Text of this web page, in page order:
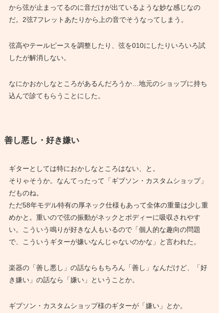
から弦が止まってるのに音だけが出ているような妙な感じなの
だ。2弦7フレットあたりから上の音でそうなってしまう。
弦高やテールピースを調整したり、弦を010にしたりいろいろ試
したが解消しない。
なにかおかしなところがあるんだろうか…地元のショップに持ち
込んで診てもらうことにした。
善し悪し・好き嫌い
ギターとしては特におかしなところはない、と。
そりゃそうか。なんてったって「ギブソン・カスタムショップ」
だものね。
ただ58年モデル特有の厚ネック仕様もあって全体の重量は少し重
めかと。重いので弦の振動がネックとボディーに吸収されやす
い。こういう鳴りが好きな人もいるので「個人的な趣向の問題
で、こういうギターが嫌いなんじゃないのかな」と言われた。
楽器の「善し悪し」の話ならもちろん「善し」なんだけど、「好
き嫌い」の話なら「嫌い」ということか。
ギブソン・カスタムショップ様のギターが「嫌い」とか。